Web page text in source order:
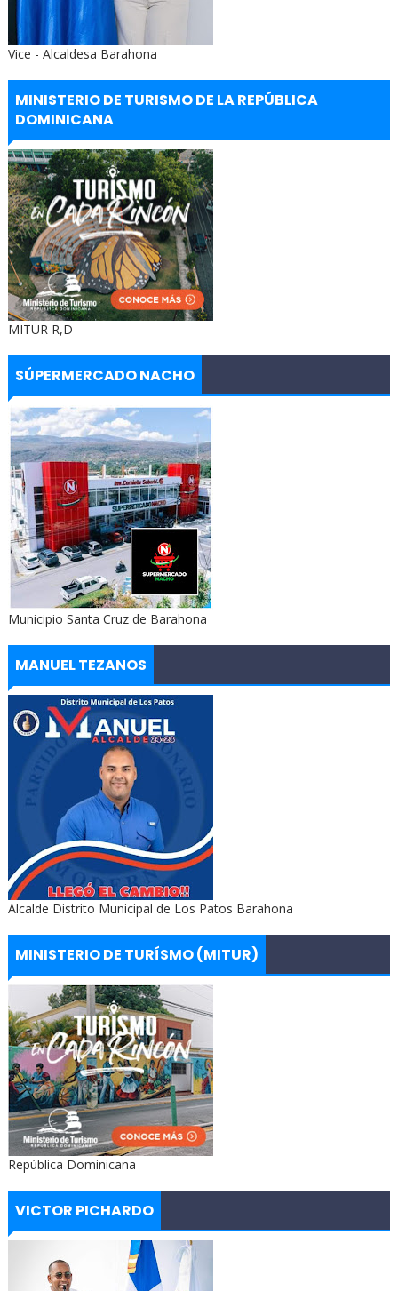
Vice - Alcaldesa Barahona
MINISTERIO DE TURISMO DE LA REPÚBLICA
DOMINICANA
MITUR R,D
SÚPERMERCADO NACHO
Municipio Santa Cruz de Barahona
MANUEL TEZANOS
Alcalde Distrito Municipal de Los Patos Barahona
MINISTERIO DE TURÍSMO (MITUR)
República Dominicana
VICTOR PICHARDO